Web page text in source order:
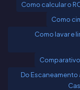
Como calcular o
Como
Como lavar e
Do Escaneamento